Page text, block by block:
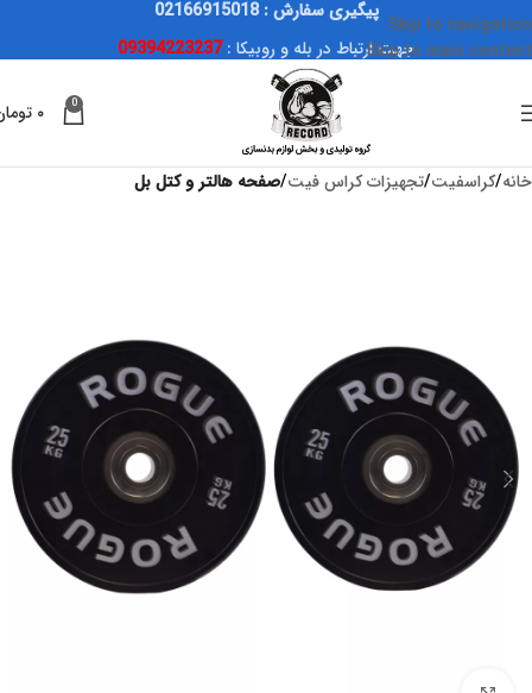
Skip to navigation
Skip to main content
پیگیری سفارش : 02166915018
جهت ارتباط در بله و روبیکا :09394223237
0 ۰
خانه کراسفیت تجهیزات کراس فیت صفحه هالتر و کتل بل